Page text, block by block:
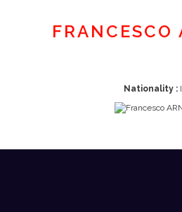
FRANCESCO
Nationality :